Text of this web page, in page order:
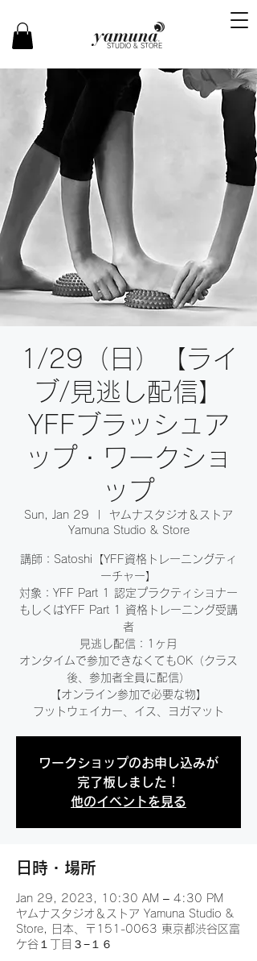
STUDIO & STORE
1/29（日）【ライ
ブ/見逃し配信】
YFFブラッシュア
ップ・ワークショ
ップ
Sun, Jan 29
ヤムナスタジオ＆ストア
Yamuna Studio & Store
講師：Satoshi【YFF資格トレーニングティ
ーチャー】
対象：YFF Part 1 認定プラクティショナー
もしくはYFF Part 1 資格トレーニング受講
者
見逃し配信：1ヶ月
オンタイムで参加できなくてもOK（クラス
後、参加者全員に配信）
【オンライン参加で必要な物】
フットウェイカー、イス、ヨガマット
ワークショップのお申し込みが
完了板しました！
他のイベントを見る
日時・場所
Jan 29, 2023, 10:30 AM – 4:30 PM
ヤムナスタジオ＆ストア Yamuna Studio &
Store, 日本、〒151-0063 東京都渋谷区富
ケ谷１丁目３−１６